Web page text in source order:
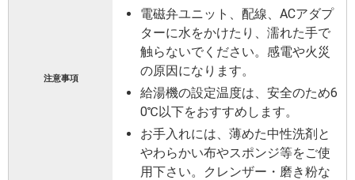
注意事項
電磁弁ユニット、配線、ACアダプ
ターに水をかけたり、濡れた手で
触らないでください。感電や火災
の原因になります。
給湯機の設定温度は、安全のため6
0℃以下をおすすめします。
お手入れには、薄めた中性洗剤と
やわらかい布やスポンジ等をご使
用下さい。クレンザー・磨き粉な